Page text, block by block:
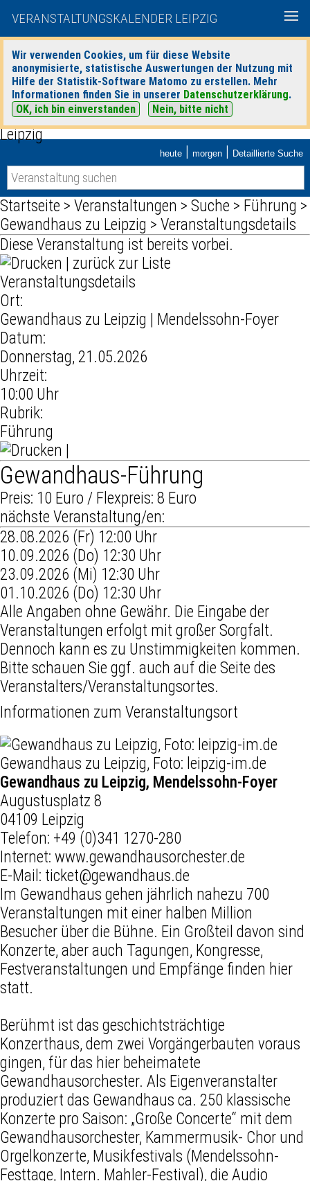
VERANSTALTUNGSKALENDER LEIPZIG
Wir verwenden Cookies, um für diese Website
anonymisierte, statistische Auswertungen der Nutzung mit
Hilfe der Statistik-Software Matomo zu erstellen. Mehr
Informationen finden Sie in unserer Datenschutzerklärung.
OK, ich bin einverstanden
Nein, bitte nicht
heute | morgen | Detaillierte Suche
Startseite > Veranstaltungen > Suche > Führung >
Gewandhaus zu Leipzig > Veranstaltungsdetails
Diese Veranstaltung ist bereits vorbei.
zurück zur Liste
Veranstaltungsdetails
Ort:
Gewandhaus zu Leipzig | Mendelssohn-Foyer
Datum:
Donnerstag, 21.05.2026
Uhrzeit:
10:00 Uhr
Rubrik:
Führung
Gewandhaus-Führung
Preis: 10 Euro / Flexpreis: 8 Euro
nächste Veranstaltung/en:
28.08.2026 (Fr) 12:00 Uhr
10.09.2026 (Do) 12:30 Uhr
23.09.2026 (Mi) 12:30 Uhr
01.10.2026 (Do) 12:30 Uhr
Alle Angaben ohne Gewähr. Die Eingabe der
Veranstaltungen erfolgt mit großer Sorgfalt.
Dennoch kann es zu Unstimmigkeiten kommen.
Bitte schauen Sie ggf. auch auf die Seite des
Veranstalters/Veranstaltungsortes.
Informationen zum Veranstaltungsort
Gewandhaus zu Leipzig, Foto: leipzig-im.de
Gewandhaus zu Leipzig, Mendelssohn-Foyer
Augustusplatz 8
04109 Leipzig
Telefon: +49 (0)341 1270-280
Internet: www.gewandhausorchester.de
E-Mail: ticket@gewandhaus.de
Im Gewandhaus gehen jährlich nahezu 700
Veranstaltungen mit einer halben Million
Besucher über die Bühne. Ein Großteil davon sind
Konzerte, aber auch Tagungen, Kongresse,
Festveranstaltungen und Empfänge finden hier
statt.
Berühmt ist das geschichtsträchtige
Konzerthaus, dem zwei Vorgängerbauten voraus
gingen, für das hier beheimatete
Gewandhausorchester. Als Eigenveranstalter
produziert das Gewandhaus ca. 250 klassische
Konzerte pro Saison: „Große Concerte“ mit dem
Gewandhausorchester, Kammermusik- Chor und
Orgelkonzerte, Musikfestivals (Mendelssohn-
Festtage, Intern. Mahler-Festival), die Audio